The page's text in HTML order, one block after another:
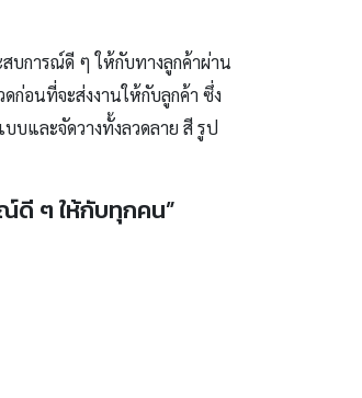
บการณ์ดี ๆ ให้กับทางลูกค้าผ่าน
ก่อนที่จะส่งงานให้กับลูกค้า ซึ่ง
บและจัดวางทั้งลวดลาย สี รูป
ดี ๆ ให้กับทุกคน”